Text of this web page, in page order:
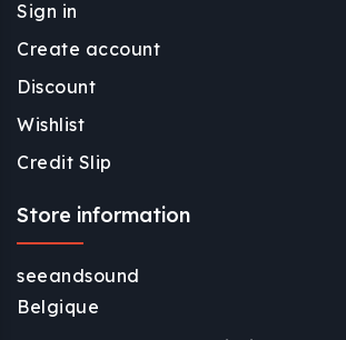
Sign in
Create account
Discount
Wishlist
Credit Slip
Store information
seeandsound
Belgique